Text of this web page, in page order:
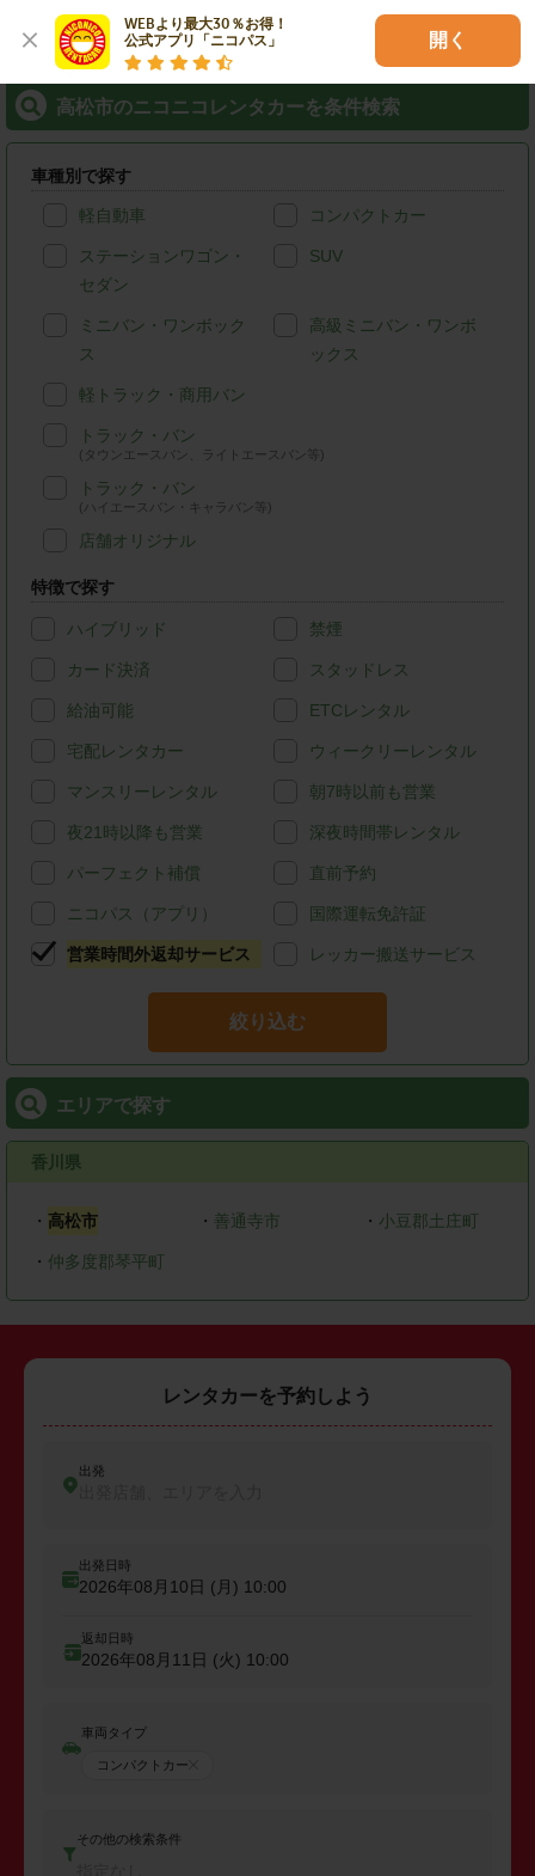
WEBより最大30％お得！
公式アプリ「ニコパス」
開く
高松市のニコニコレンタカーを条件検索
車種別で探す
軽自動車 コンパクトカー
ステーションワゴン・
セダン
SUV
ミニバン・ワンボック
ス
高級ミニバン・ワンボ
ックス
軽トラック・商用バン
トラック・バン
(タウンエースバン、ライトエースバン等)
トラック・バン
(ハイエースバン・キャラバン等)
店舗オリジナル
特徴で探す
ハイブリッド 禁煙
カード決済 スタッドレス
給油可能 ETCレンタル
宅配レンタカー ウィークリーレンタル
マンスリーレンタル 朝7時以前も営業
夜21時以降も営業 深夜時間帯レンタル
パーフェクト補償 直前予約
ニコパス（アプリ） 国際運転免許証
営業時間外返却サービス レッカー搬送サービス
絞り込む
エリアで探す
香川県
・ 高松市 ・ 善通寺市 ・ 小豆郡土庄町
・ 仲多度郡琴平町
レンタカーを予約しよう
出発
出発日時
2026年08月10日 (月) 10:00
返却日時
2026年08月11日 (火) 10:00
車両タイプ
コンパクトカー
その他の検索条件